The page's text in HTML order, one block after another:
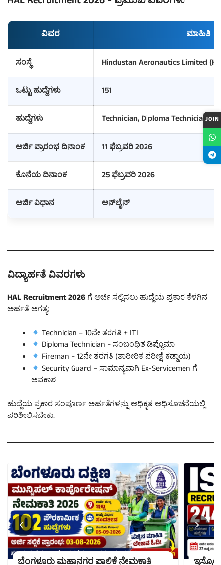
ವಿವರ ಮಾಹಿತಿ
ಸಂಸ್ಥೆ Hindustan Aeronautics Limited
ಒಟ್ಟು ಹುದ್ದೆಗಳು 151
ಹುದ್ದೆಗಳು Technician, Diploma Technician,
ಅರ್ಜಿ ಪ್ರಾರಂಭ ದಿನಾಂಕ 11 ಫೆಬ್ರವರಿ 2026
ಕೊನೆಯ ದಿನಾಂಕ 25 ಫೆಬ್ರವರಿ 2026
ಅರ್ಜಿ ವಿಧಾನ ಆನ್‌ಲೈನ್
ವಿದ್ಯಾರ್ಹತೆ ವಿವರಗಳು
HAL Recruitment 2026ಗೆ ಅರ್ಜಿ ಸಲ್ಲಿಸಲು ಹುದ್ದೆಯ ಪ್ರಕಾರ ಕೆಳಗಿನ
ಅರ್ಹತೆ ಅಗತ್ಯ:
Technician – 10ನೇ ತರಗತಿ + ITI
Diploma Technician – ಸಂಬಂಧಿತ ಡಿಪ್ಲೊಮಾ
Fireman – 12ನೇ ತರಗತಿ (ಶಾರೀರಿಕ ಪರೀಕ್ಷೆ ಕಡ್ಡಾಯ)
Security Guard – ಸಾಮಾನ್ಯವಾಗಿ Ex-Servicemen ಗೆ
ಅವಕಾಶ
ಹುದ್ದೆಯ ಪ್ರಕಾರ ಸಂಪೂರ್ಣ ಅರ್ಹತೆಗಳನ್ನು ಅಧಿಕೃತ ಅಧಿಸೂಚನೆಯಲ್ಲಿ
ಪರಿಶೀಲಿಸಬೇಕು.
JOIN